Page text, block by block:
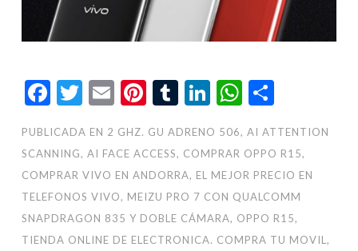
Facebook
Twitter
EmailPinterest
Tumblr
LinkedIn
PUBLICADA EN 2 GHZ. GU ADRENO 506, AI ATTENTION
SCANNING, AI FACE ACCESS, COMPRAR OPPO R15,
COMPRAR VIVO EN ANDORRA, EL MEJOR PRECIO EN
TELEFONOS VIVO, MEIZU PRO 7 CON QUALCOMM
SNAPDRAGON 835 Y DOBLE CÁMARA, OPPO R15,
TIENDA ONLINE DE ELECTRONICA. COMPRA TU MOVIL,